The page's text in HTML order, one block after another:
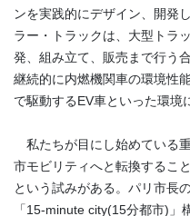
ンを実践的にデザイン、開発
ラー・トラックは、大型トラ
発、組み立て、販売まで行う
継続的に内燃機関車の環境性
で駆動するEV車といった環境
私たちが目にし始めている
市モビリティへと転換するこ
という試みがある。パリ市長
「15-minute city(15分都市) 」